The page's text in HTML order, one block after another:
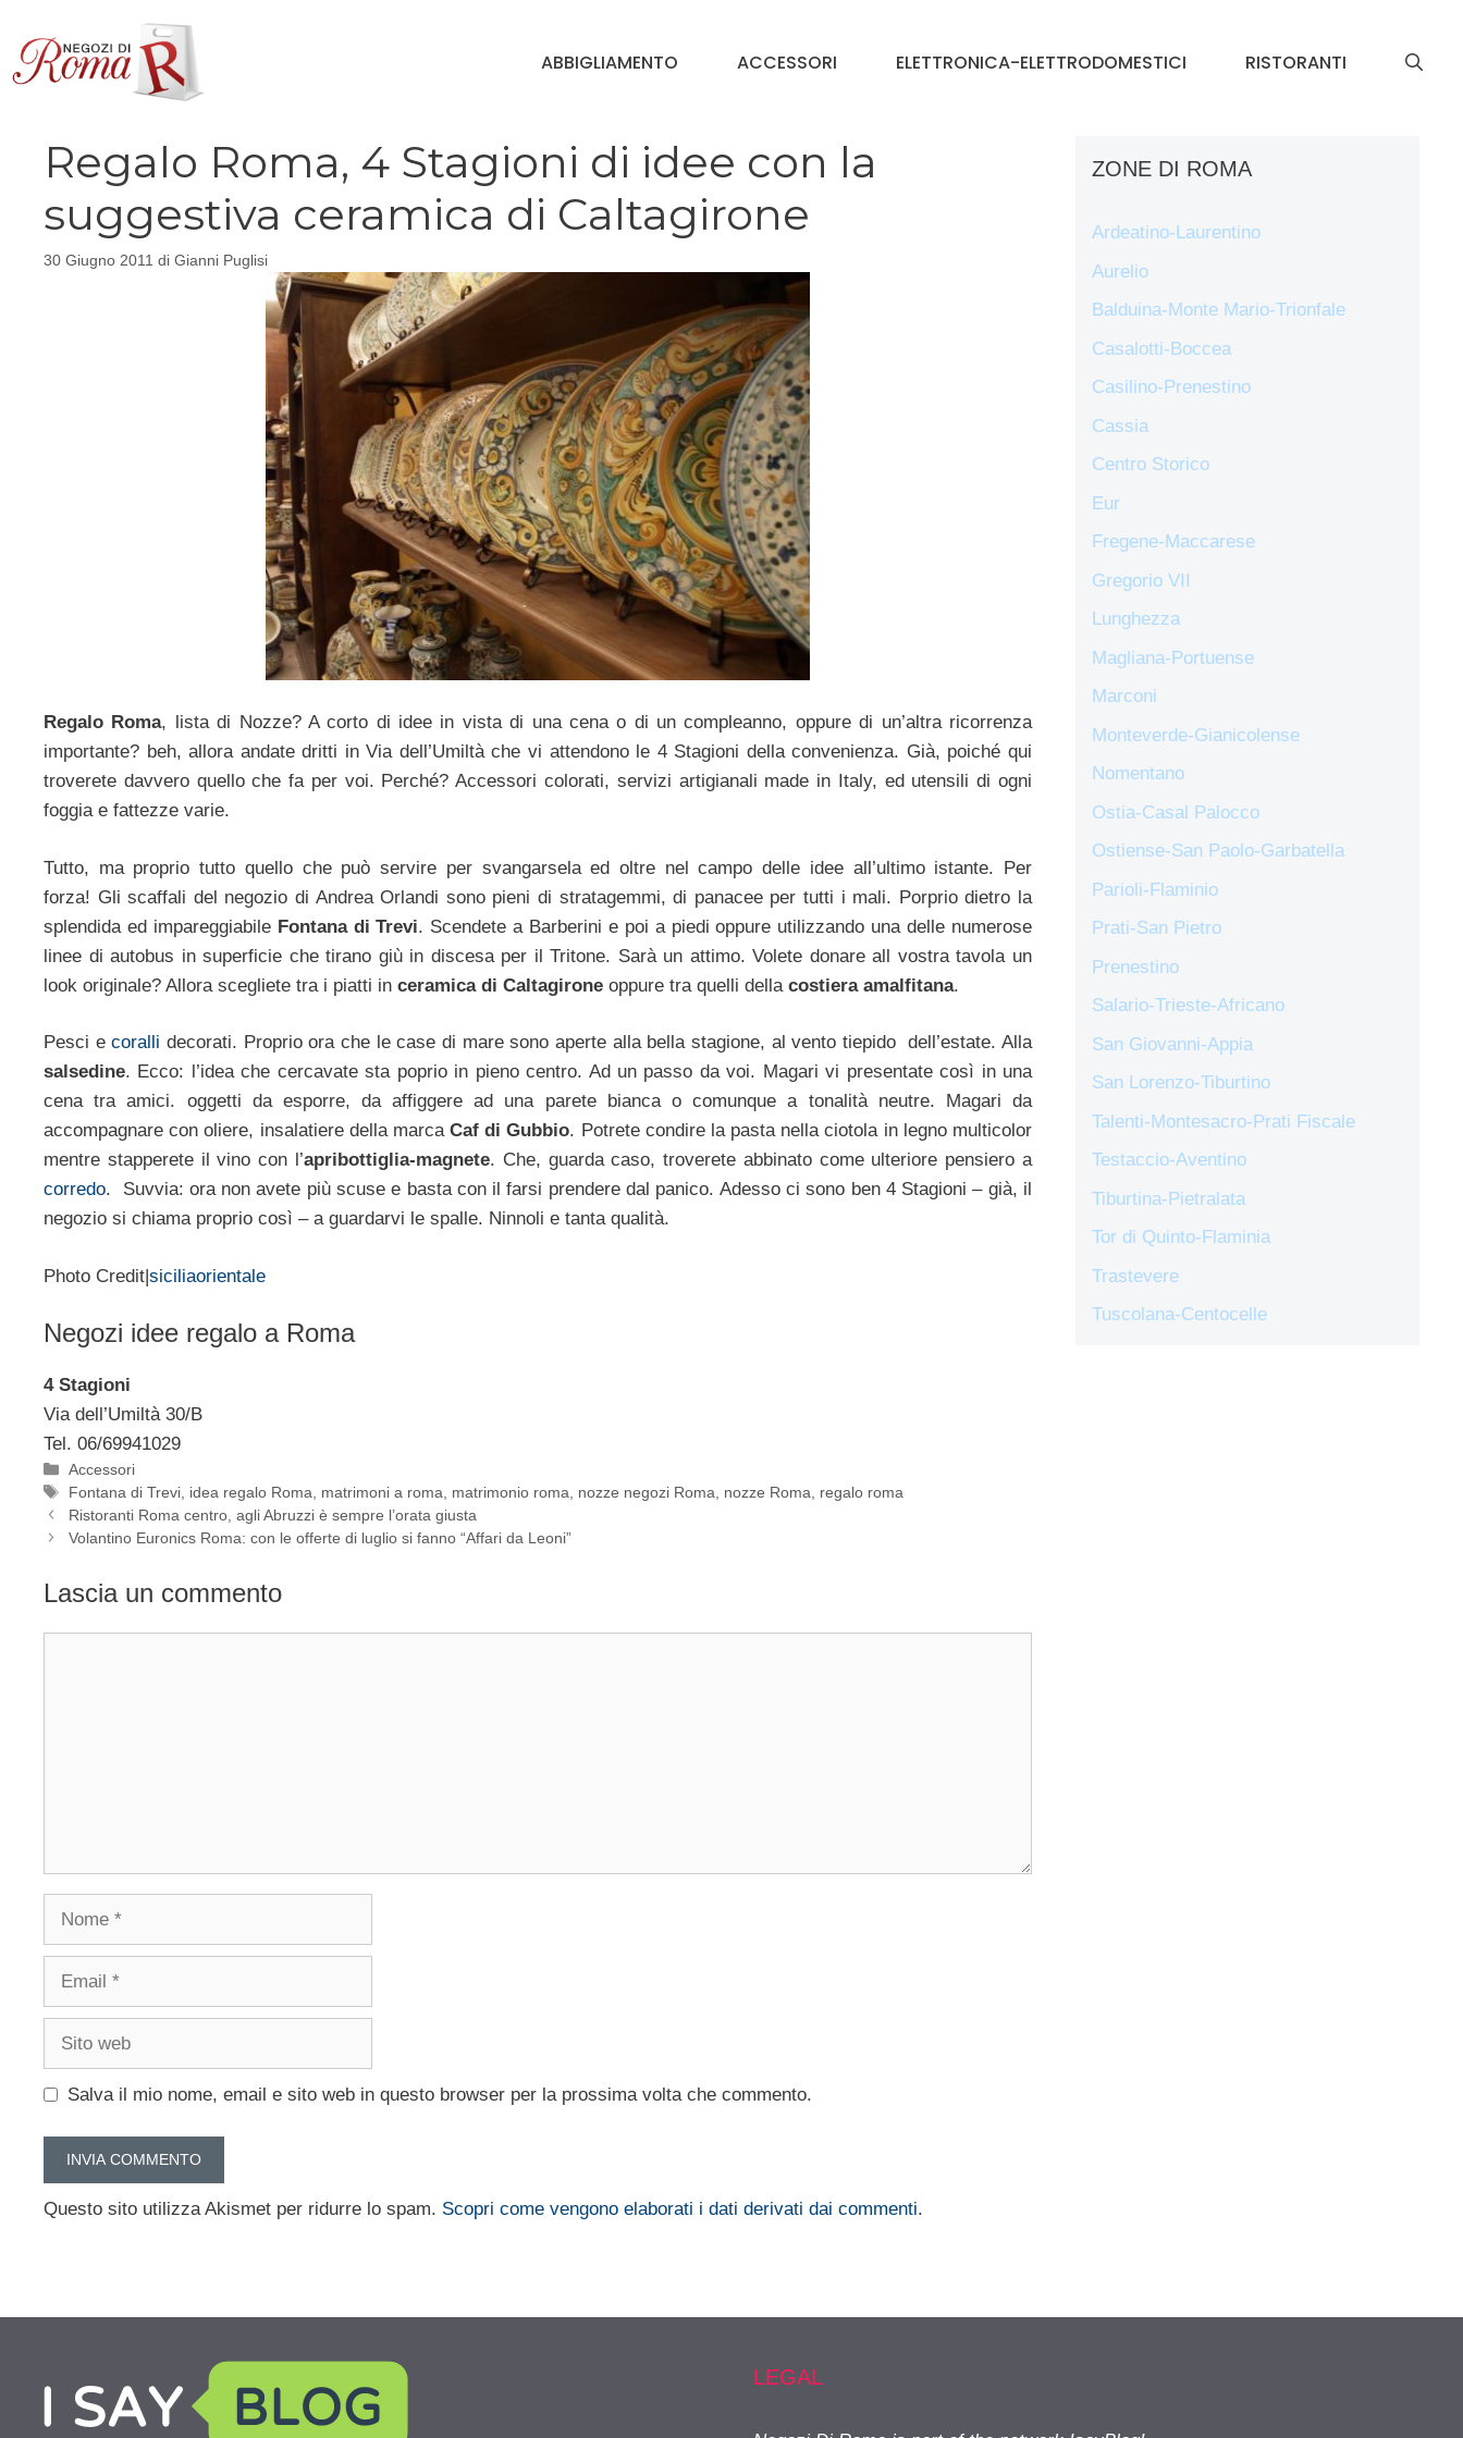
contenuto
ABBIGLIAMENTO ACCESSORI ELETTRONICA-ELETTRODOMESTICI RISTORANTI
Regalo Roma, 4 Stagioni di idee con la
suggestiva ceramica di Caltagirone
30 Giugno 2011 di Gianni Puglisi
Regalo Roma, lista di Nozze? A corto di idee in vista di una cena o di un compleanno, oppure di un’altra ricorrenza
importante? beh, allora andate dritti in Via dell’Umiltà che vi attendono le 4 Stagioni della convenienza. Già, poiché qui
troverete davvero quello che fa per voi. Perché? Accessori colorati, servizi artigianali made in Italy, ed utensili di ogni
foggia e fattezze varie.
Tutto, ma proprio tutto quello che può servire per svangarsela ed oltre nel campo delle idee all’ultimo istante. Per
forza! Gli scaffali del negozio di Andrea Orlandi sono pieni di stratagemmi, di panacee per tutti i mali. Porprio dietro la
splendida ed impareggiabile Fontana di Trevi. Scendete a Barberini e poi a piedi oppure utilizzando una delle numerose
linee di autobus in superficie che tirano giù in discesa per il Tritone. Sarà un attimo. Volete donare all vostra tavola un
look originale? Allora scegliete tra i piatti in ceramica di Caltagirone oppure tra quelli della costiera amalfitana.
Pesci ecoralli decorati. Proprio ora che le case di mare sono aperte alla bella stagione, al vento tiepido dell’estate. Alla
salsedine. Ecco: l’idea che cercavate sta poprio in pieno centro. Ad un passo da voi. Magari vi presentate così in una
cena tra amici. oggetti da esporre, da affiggere ad una parete bianca o comunque a tonalità neutre. Magari da
accompagnare con oliere, insalatiere della marcaCaf di Gubbio. Potrete condire la pasta nella ciotola in legno multicolor
mentre stapperete il vino con l’apribottiglia-magnete. Che, guarda caso, troverete abbinato come ulteriore pensiero a
corredo. Suvvia: ora non avete più scuse e basta con il farsi prendere dal panico. Adesso ci sono ben 4 Stagioni – già, il
negozio si chiama proprio così – a guardarvi le spalle. Ninnoli e tanta qualità.
Photo Credit|siciliaorientale
Negozi idee regalo a Roma
4 Stagioni
Via dell’Umiltà 30/B
Tel. 06/69941029
Categorie
Accessori
Tag
Fontana di Trevi idea regalo Roma matrimoni a roma matrimonio roma nozze negozi Roma nozze Roma
regalo roma
Ristoranti Roma centro, agli Abruzzi è sempre l’orata giusta
Volantino Euronics Roma: con le offerte di luglio si fanno “Affari da Leoni”
Lascia un commento
Salva il mio nome, email e sito web in questo browser per la prossima volta che commento.
Questo sito utilizza Akismet per ridurre lo spam. Scopri come vengono elaborati i dati derivati dai commenti.
ZONE DI ROMA
Ardeatino-Laurentino
Aurelio
Balduina-Monte Mario-Trionfale
Casalotti-Boccea
Casilino-Prenestino
Cassia
Centro Storico
Eur
Fregene-Maccarese
Gregorio VII
Lunghezza
Magliana-Portuense
Marconi
Monteverde-Gianicolense
Nomentano
Ostia-Casal Palocco
Ostiense-San Paolo-Garbatella
Parioli-Flaminio
Prati-San Pietro
Prenestino
Salario-Trieste-Africano
San Giovanni-Appia
San Lorenzo-Tiburtino
Talenti-Montesacro-Prati Fiscale
Testaccio-Aventino
Tiburtina-Pietralata
Tor di Quinto-Flaminia
Trastevere
Tuscolana-Centocelle
LEGAL